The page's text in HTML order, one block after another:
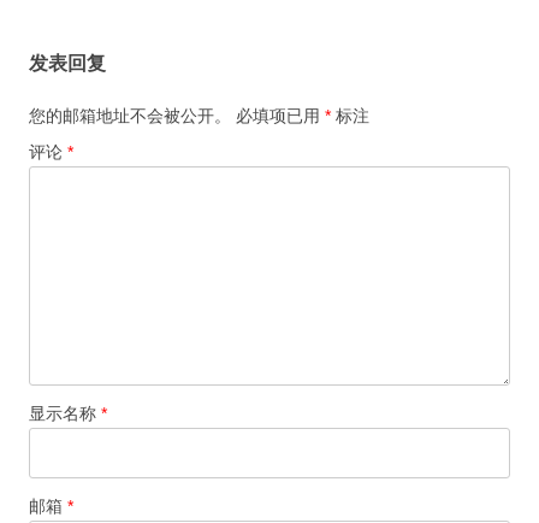
航
发表回复
您的邮箱地址不会被公开。 必填项已用 * 标注
评论 *
显示名称 *
邮箱 *